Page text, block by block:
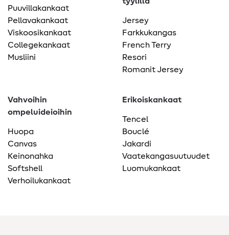
Puuvillakankaat
Pellavakankaat
Viskoosikankaat
Collegekankaat
Musliini
Jersey
Farkkukangas
French Terry
Resori
Romanit Jersey
Vahvoihin
ompeluideioihin
Huopa
Canvas
Keinonahka
Softshell
Verhoilukankaat
Erikoiskankaat
Tencel
Bouclé
Jakardi
Vaatekangasuutuudet
Luomukankaat